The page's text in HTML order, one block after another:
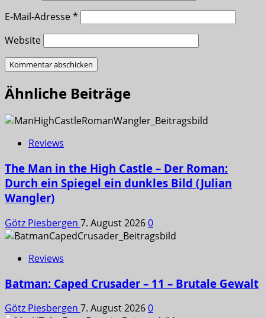
E-Mail-Adresse*
Website
Ähnliche Beiträge
Reviews
The Man in the High Castle – Der Roman:
Durch ein Spiegel ein dunkles Bild (Julian
Wangler)
Götz Piesbergen 7. August 20260
Reviews
Batman: Caped Crusader – 11 – Brutale Gewalt
Götz Piesbergen 7. August 20260